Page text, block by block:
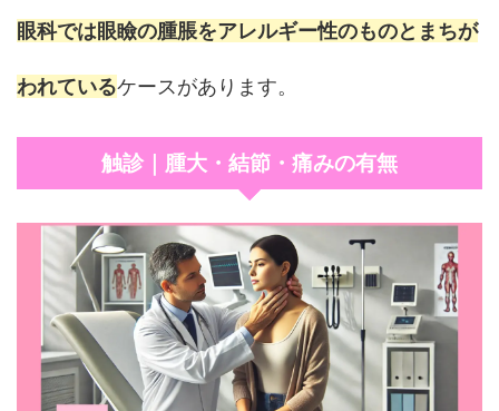
眼科では眼瞼の腫脹をアレルギー性のものとまちが
われているケースがあります。
触診｜腫大・結節・痛みの有無